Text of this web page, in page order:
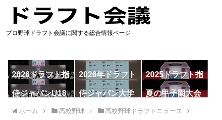
プロ野球ドラフト会議に関する総合情報ページ
2026ドラフト指
名予想
2026年ドラフト
候補
2025ドラフト指
名一覧
侍ジャパンU18
代表
侍ジャパン大学
代表
夏の甲子園大会
ホーム 高校野球 高校野球ドラフトニュース